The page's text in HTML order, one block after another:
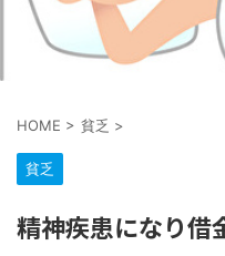
HOME > 貧乏 >
貧乏
精神疾患になり借